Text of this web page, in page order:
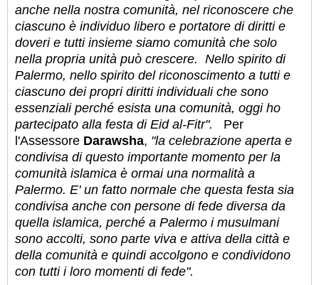
anche nella nostra comunità, nel riconoscere che
ciascuno è individuo libero e portatore di diritti e
doveri e tutti insieme siamo comunità che solo
nella propria unità può crescere. Nello spirito di
Palermo, nello spirito del riconoscimento a tutti e
ciascuno dei propri diritti individuali che sono
essenziali perché esista una comunità, oggi ho
partecipato alla festa di Eid al-Fitr".
Per
l'Assessore Darawsha, "la celebrazione aperta e
condivisa di questo importante momento per la
comunità islamica è ormai una normalità a
Palermo. E' un fatto normale che questa festa sia
condivisa anche con persone di fede diversa da
quella islamica, perché a Palermo i musulmani
sono accolti, sono parte viva e attiva della città e
della comunità e quindi accolgono e condividono
con tutti i loro momenti di fede".